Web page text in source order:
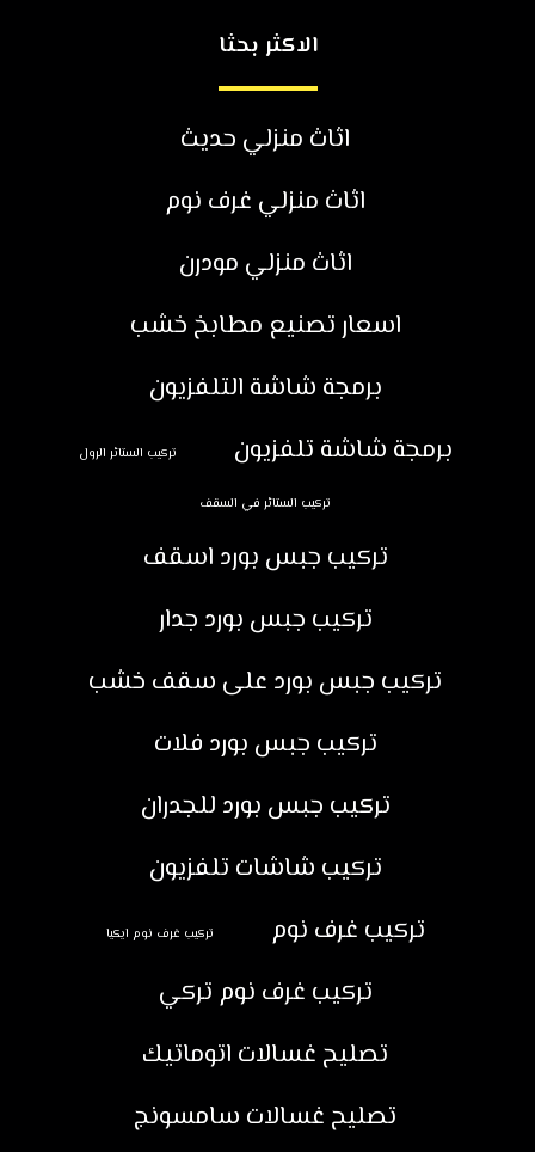
الاكثر بحثا
اثاث منزلي حديث
اثاث منزلي غرف نوم
اثاث منزلي مودرن
اسعار تصنيع مطابخ خشب
برمجة شاشة التلفزيون
برمجة شاشة تلفزيون
تركيب الستائر الرول
تركيب الستائر في السقف
تركيب جبس بورد اسقف
تركيب جبس بورد جدار
تركيب جبس بورد على سقف خشب
تركيب جبس بورد فلات
تركيب جبس بورد للجدران
تركيب شاشات تلفزيون
تركيب غرف نوم
تركيب غرف نوم ايكيا
تركيب غرف نوم تركي
تصليح غسالات اتوماتيك
تصليح غسالات سامسونج